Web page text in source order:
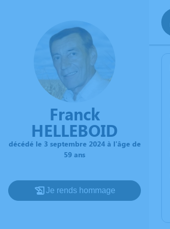
Franck
HELLEBOID
décédé le 3 septembre 2024 à l'âge de
59 ans
Je rends hommage